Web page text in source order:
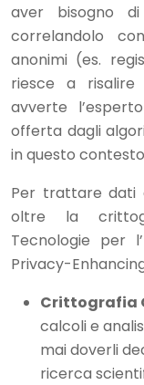
aver bisogno
correlandolo
anonimi (es.
riesce a risalire
avverte
offerta dagli
in questo
Per trattare dati
oltre la
Tecnologie per
Privacy-
Crittografia
calcoli e
mai doverli
ricerca